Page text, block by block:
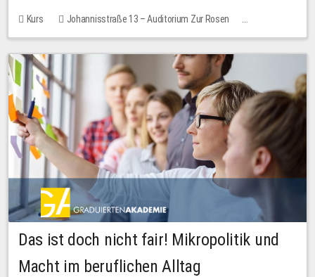
Kurs
Johannisstraße 13 – Auditorium Zur Rosen
Keine freien Plätze
Das ist doch nicht fair! Mikropolitik und
Macht im beruflichen Alltag